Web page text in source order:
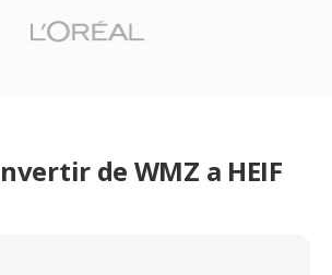
de WMZ a HEIF